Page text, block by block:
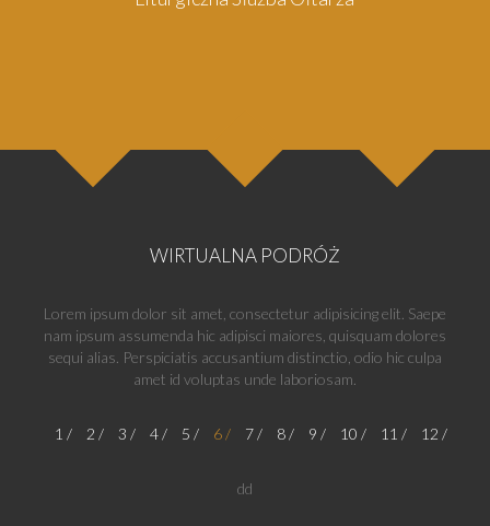
WIRTUALNA PODRÓŻ
Lorem ipsum dolor sit amet, consectetur adipisicing elit. Saepe
nam ipsum assumenda hic adipisci maiores, quisquam dolores
sequi alias. Perspiciatis accusantium distinctio, odio hic culpa
amet id voluptas unde laboriosam.
1 2 3 4 5 6 7 8 9 10 11 12
dd